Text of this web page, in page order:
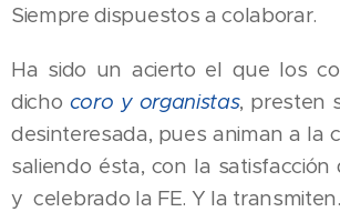
Siempre dispuestos a colaborar.
Ha sido un acierto el que los
dicho coro y organistas, presten
desinteresada, pues animan a la
saliendo ésta, con la satisfacción
y celebrado la FE. Y la